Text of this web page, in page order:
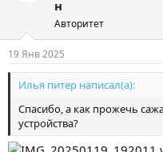
н
Авторитет
19 Янв 2025
Илья питер написал(а):
Спасибо, а как прожечь
устройства?